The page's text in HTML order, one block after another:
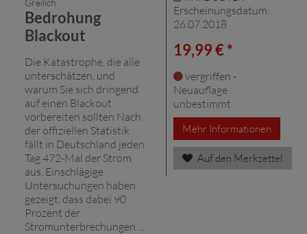
Bedrohung
Blackout
Die Katastrophe, die alle
unterschätzen, und
warum Sie sich dringend
auf einen Blackout
vorbereiten sollten Nach
der offiziellen Statistik
fällt in Deutschland jeden
Tag 472-Mal der Strom
aus. Einschlägige
Untersuchungen haben
gezeigt, dass dabei 90
Prozent der
Stromunterbrechungen ...
Erscheinungsdatum:
26.07.2018
19,99 € *
vergriffen -
Neuauflage
unbestimmt
Mehr Informationen
Auf den Merkzettel